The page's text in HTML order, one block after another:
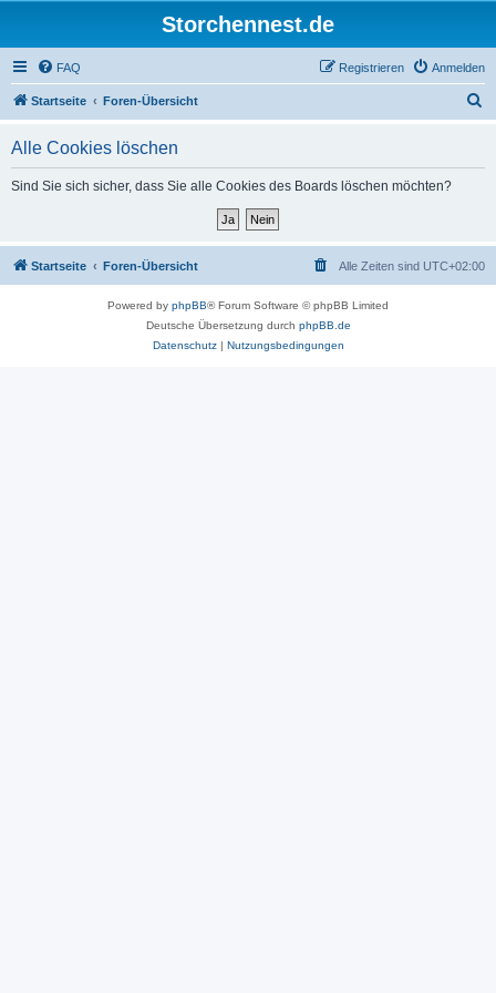
Storchennest.de
FAQ Anmelden
Registrieren
Startseite Foren-Übersicht
Alle Cookies löschen
Sind Sie sich sicher, dass Sie alle Cookies des Boards löschen möchten?
Startseite Foren-Übersicht Alle Zeiten sind UTC+02:00
Powered by phpBB® Forum Software © phpBB Limited
Deutsche Übersetzung durch phpBB.de
Datenschutz| Nutzungsbedingungen